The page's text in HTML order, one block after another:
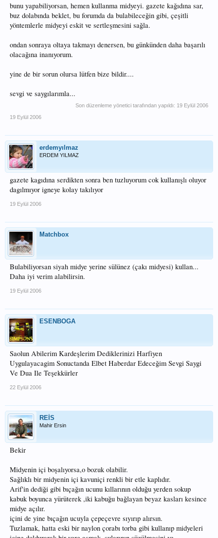
bunu yapabiliyorsan, hemen kullanma midyeyi. gazete kağıdına sar,
buz dolabında beklet, bu forumda da bulabileceğin gibi, çeşitli
yöntemlerle midyeyi eskit ve sertleşmesini sağla.
ondan sonraya oltaya takmayı denersen, bu günkünden daha başarılı
olacağına inanıyorum.
yine de bir sorun olursa lütfen bize bildir....
sevgi ve saygılarımla...
Son düzenleme yönetici tarafından yapıldı: 19 Eylül 2006
19 Eylül 2006
erdemyılmaz
ERDEM YILMAZ
gazete kagıdına serdikten sonra ben tuzluyorum cok kullanışlı oluyor
dagılmıyor igneye kolay takılıyor
19 Eylül 2006
Matchbox
Bulabiliyorsan siyah midye yerine sülünez (çakı midyesi) kullan...
Daha iyi verim alabilirsin.
19 Eylül 2006
ESENBOGA
Saolun Abilerim Kardeşlerim Dediklerinizi Harfiyen
Uygulayacagim Sonuctanda Elbet Haberdar Edeceğim Sevgi Saygi
Ve Dua Ile Teşekkürler
22 Eylül 2006
REİS
Mahir Ersin
Bekir
Midyenin içi boşalıyorsa,o bozuk olabilir.
Sağlıklı bir midyenin içi kavuniçi renkli bir etle kaplıdır.
Arif'in dediği gibi bıçağın ucunu kıllarının olduğu yerden sokup
kabuk boyunca yürüterek ,iki kabuğu bağlayan beyaz kasları kesince
midye açılır.
içini de yine bıçağın ucuyla çepeçevre sıyırıp alırsın.
Tuzlamak, hatta eski bir naylon çorabı torba gibi kullanıp midyeleri